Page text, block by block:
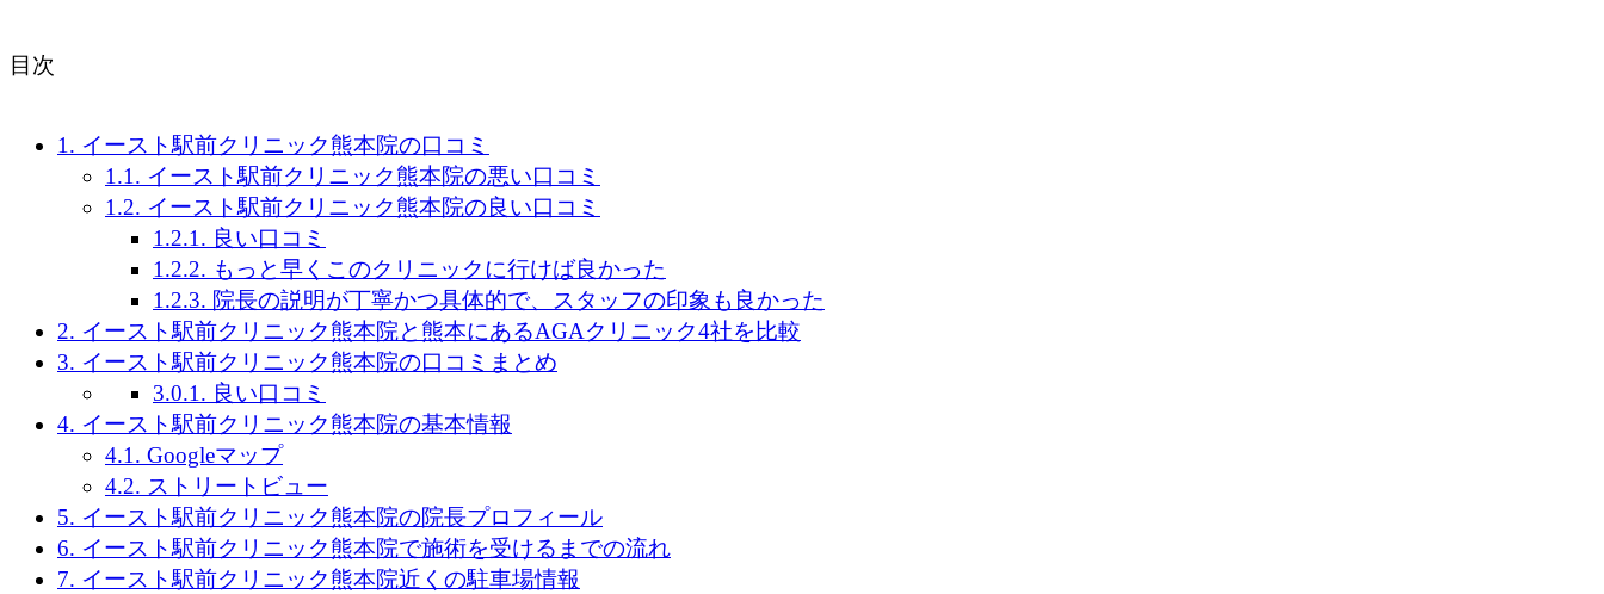
目次
1. イースト駅前クリニック熊本院の口コミ
1.1. イースト駅前クリニック熊本院の悪い口コミ
1.2. イースト駅前クリニック熊本院の良い口コミ
1.2.1. 良い口コミ
1.2.2. もっと早くこのクリニックに行けば良かった
1.2.3. 院長の説明が丁寧かつ具体的で、スタッフの印象も良かった
2. イースト駅前クリニック熊本院と熊本にあるAGAクリニック4社を比較
3. イースト駅前クリニック熊本院の口コミまとめ
3.0.1. 良い口コミ
4. イースト駅前クリニック熊本院の基本情報
4.1. Googleマップ
4.2. ストリートビュー
5. イースト駅前クリニック熊本院の院長プロフィール
6. イースト駅前クリニック熊本院で施術を受けるまでの流れ
7. イースト駅前クリニック熊本院近くの駐車場情報